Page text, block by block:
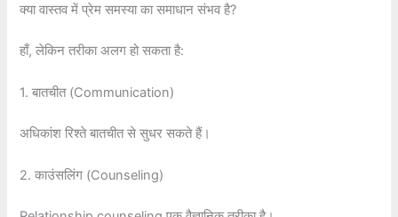
क्या वास्तव में प्रेम समस्या का समाधान संभव है?
हाँ, लेकिन तरीका अलग हो सकता है:
1. बातचीत (Communication)
अधिकांश रिश्ते बातचीत से सुधर सकते हैं।
2. काउंसलिंग (Counseling)